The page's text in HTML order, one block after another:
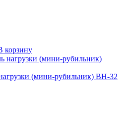
корзину
(мини-рубильник) ВН-32